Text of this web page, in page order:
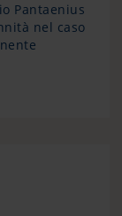
Pantaenius
nel caso